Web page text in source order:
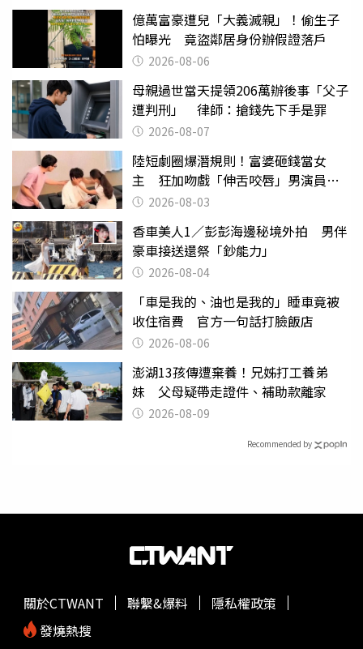
億萬富豪遭兒「大義滅親」！偷生子
怕曝光 竟盜鄰居身份辦假證落戶
2026-08-06
母親過世當天提領206萬辦後事「父子
遭判刑」 律師：搶錢先下手是罪
2026-08-07
陸短劇圈爆潛規則！富婆砸錢當女
主 狂加吻戲「伸舌咬唇」男演員崩
潰 2026-08-03
香車美人1／彭彭海邊秘境外拍 男伴
豪車接送還祭「鈔能力」
2026-08-04
「車是我的、油也是我的」睡車竟被
收住宿費 官方一句話打臉飯店
2026-08-06
澎湖13孩傳遭棄養！兄姊打工養弟
妹 父母疑帶走證件、補助款離家
2026-08-09
Recommended by
關於CTWANT 聯繫&爆料
隱私權政策
發燒熱搜